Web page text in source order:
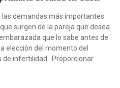
las demandas más importantes
surgen de la pareja que desea
que lo sabe antes de
elección del momento del
infertilidad.. Proporcionar